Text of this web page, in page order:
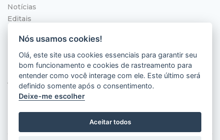
Notícias
Editais
Localização
Hospital Universitário Onofre Lopes - HUOL
Av. Nilo Peçanha, 620 - Petrópolis
Natal - RN, 59012-300
Nós usamos cookies!
Olá, este site usa cookies essenciais para garantir seu
bom funcionamento e cookies de rastreamento para
entender como você interage com ele. Este último será
definido somente após o consentimento.
Deixe-me escolher
Aceitar todos